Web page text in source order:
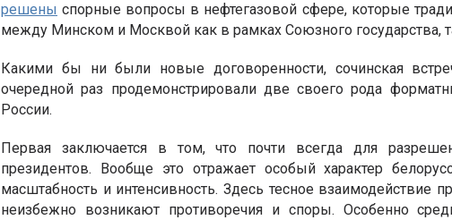
решены спорные вопросы в нефтегазовой сфере, которые
между Минском и Москвой как в рамках Союзного государства,
Какими бы ни были новые договоренности, сочинская
очередной раз продемонстрировали две своего рода
России.
Первая заключается в том, что почти всегда для
президентов. Вообще это отражает особый характер
масштабность и интенсивность. Здесь тесное взаимодействие
неизбежно возникают противоречия и споры. Особенно